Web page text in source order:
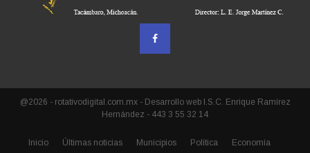
@2026 - rotativodigital.com.mx - Desarrollo web I.S.C. Enrique Ramírez
Hernández - 443 3 55 32 14
Inicio Últimas noticias Municipios Política Economía